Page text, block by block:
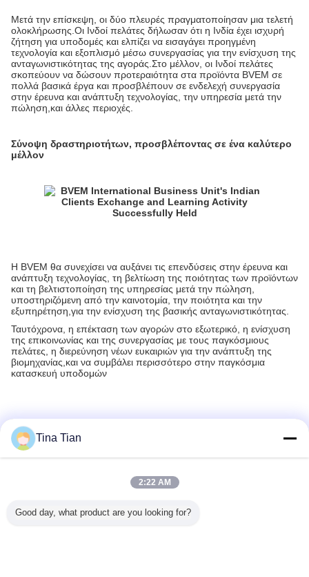
Μετά την επίσκεψη, οι δύο πλευρές πραγματοποίησαν μια τελετή
ολοκλήρωσης.Οι Ινδοί πελάτες δήλωσαν ότι η Ινδία έχει ισχυρή
ζήτηση για υποδομές και ελπίζει να εισαγάγει προηγμένη
τεχνολογία και εξοπλισμό μέσω συνεργασίας για την ενίσχυση της
ανταγωνιστικότητας της αγοράς.Στο μέλλον, οι Ινδοί πελάτες
σκοπεύουν να δώσουν προτεραιότητα στα προϊόντα BVEM σε
πολλά βασικά έργα και προσβλέπουν σε ενδελεχή συνεργασία
στην έρευνα και ανάπτυξη τεχνολογίας, την υπηρεσία μετά την
πώληση,και άλλες περιοχές.
Σύνοψη δραστηριοτήτων, προσβλέποντας σε ένα καλύτερο
μέλλον
Η BVEM θα συνεχίσει να αυξάνει τις επενδύσεις στην έρευνα και
ανάπτυξη τεχνολογίας, τη βελτίωση της ποιότητας των προϊόντων
και τη βελτιστοποίηση της υπηρεσίας μετά την πώληση,
υποστηριζόμενη από την καινοτομία, την ποιότητα και την
εξυπηρέτηση,για την ενίσχυση της βασικής ανταγωνιστικότητας.
Ταυτόχρονα, η επέκταση των αγορών στο εξωτερικό, η ενίσχυση
της επικοινωνίας και της συνεργασίας με τους παγκόσμιους
πελάτες, η διερεύνηση νέων ευκαιριών για την ανάπτυξη της
βιομηχανίας,και να συμβάλει περισσότερο στην παγκόσμια
κατασκευή υποδομών
Recommended Products
Tina Tian
2:22 AM
Good day, what product are you looking for?